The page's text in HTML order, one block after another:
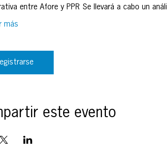
entre Afore y PPR Se llevará a cabo un
más
este evento